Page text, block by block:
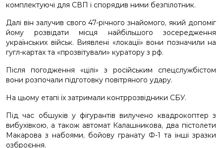
комплектуючі для СВП і спорядив ними безпілотник.
Далі він залучив свого 47-річного знайомого, який допоміг
йому розвідати місця найбільшого зосередження
українських військ. Виявлені «локації» вони позначили на
гугл-картах та «прозвітували» куратору з рф.
Після погодження «цілі» з російським спецслужбістом
вони розпочали підготовку повітряного удару.
На цьому етапі їх затримали контррозвідники СБУ.
Під час обшуків у фігурантів вилучено квадрокоптер з
вибухівкою, а також автомат Калашникова, два пістолети
Макарова з набоями, бойову гранату Ф-1 та інші зразки
озброєння.